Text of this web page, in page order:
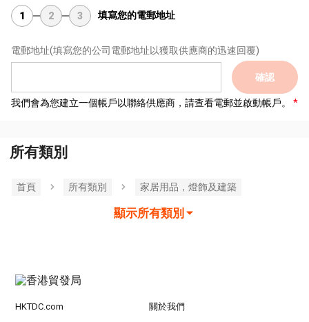
1 2 3 填寫您的電郵地址
電郵地址(填寫您的公司電郵地址以獲取供應商的迅速回覆)
確認
我們會為您建立一個帳戶以聯絡供應商，請查看電郵並啟動帳戶。
所有類別
首頁 所有類別 家居用品，燈飾及建築
顯示所有類別
HKTDC.com 關於我們